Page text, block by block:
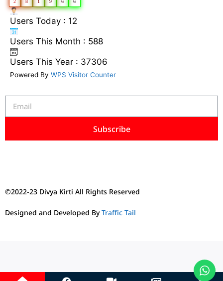
2 8 1 9 6 6
Users Today : 12
Users This Month : 588
Users This Year : 37306
Powered By WPS Visitor Counter
Subscribe
©2022-23 Divya Kirti All Rights Reserved
Designed and Developed ByTraffic Tail